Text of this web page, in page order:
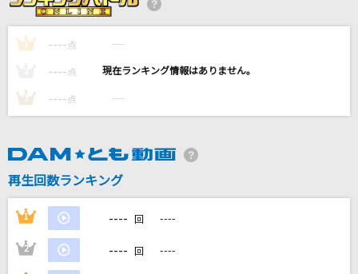
クリス・ハート
God knows...
涼宮ハルヒ(CV.平野綾)
Feeling Fine
槇原敬之(Makihara)
1 ---- 点 ----
---- 点 ----
3 ---- 点 ----
再生回数ランキング
1 ---- 回 ----
2 ---- 回 ----